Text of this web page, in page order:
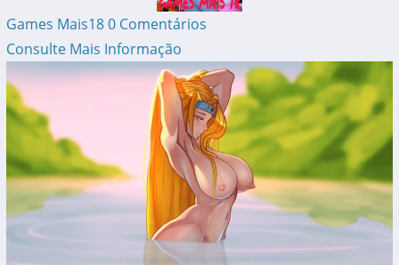
Games Mais180 Comentários
Consulte Mais Informação